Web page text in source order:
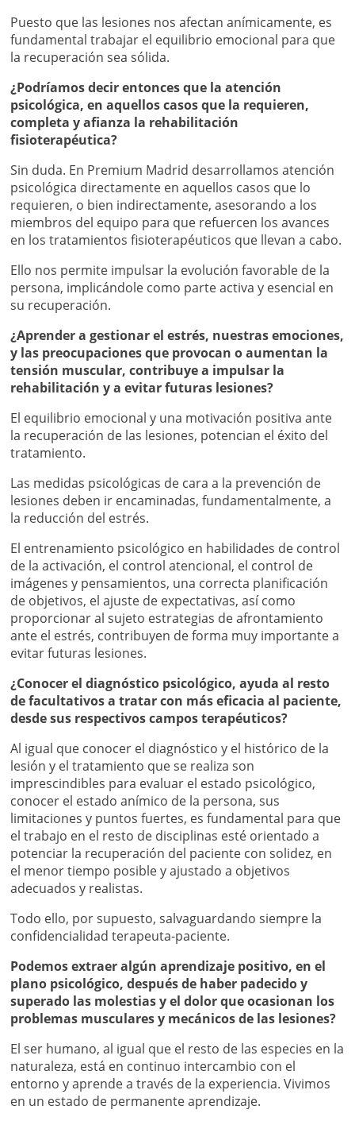
Puesto que las lesiones nos afectan anímicamente, es
fundamental trabajar el equilibrio emocional para que
la recuperación sea sólida.
¿Podríamos decir entonces que la atención
psicológica, en aquellos casos que la requieren,
completa y afianza la rehabilitación
fisioterapéutica?
Sin duda. En Premium Madrid desarrollamos atención
psicológica directamente en aquellos casos que lo
requieren, o bien indirectamente, asesorando a los
miembros del equipo para que refuercen los avances
en los tratamientos fisioterapéuticos que llevan a cabo.
Ello nos permite impulsar la evolución favorable de la
persona, implicándole como parte activa y esencial en
su recuperación.
¿Aprender a gestionar el estrés, nuestras emociones,
y las preocupaciones que provocan o aumentan la
tensión muscular, contribuye a impulsar la
rehabilitación y a evitar futuras lesiones?
El equilibrio emocional y una motivación positiva ante
la recuperación de las lesiones, potencian el éxito del
tratamiento.
Las medidas psicológicas de cara a la prevención de
lesiones deben ir encaminadas, fundamentalmente, a
la reducción del estrés.
El entrenamiento psicológico en habilidades de control
de la activación, el control atencional, el control de
imágenes y pensamientos, una correcta planificación
de objetivos, el ajuste de expectativas, así como
proporcionar al sujeto estrategias de afrontamiento
ante el estrés, contribuyen de forma muy importante a
evitar futuras lesiones.
¿Conocer el diagnóstico psicológico, ayuda al resto
de facultativos a tratar con más eficacia al paciente,
desde sus respectivos campos terapéuticos?
Al igual que conocer el diagnóstico y el histórico de la
lesión y el tratamiento que se realiza son
imprescindibles para evaluar el estado psicológico,
conocer el estado anímico de la persona, sus
limitaciones y puntos fuertes, es fundamental para que
el trabajo en el resto de disciplinas esté orientado a
potenciar la recuperación del paciente con solidez, en
el menor tiempo posible y ajustado a objetivos
adecuados y realistas.
Todo ello, por supuesto, salvaguardando siempre la
confidencialidad terapeuta-paciente.
Podemos extraer algún aprendizaje positivo, en el
plano psicológico, después de haber padecido y
superado las molestias y el dolor que ocasionan los
problemas musculares y mecánicos de las lesiones?
El ser humano, al igual que el resto de las especies en la
naturaleza, está en continuo intercambio con el
entorno y aprende a través de la experiencia. Vivimos
en un estado de permanente aprendizaje.